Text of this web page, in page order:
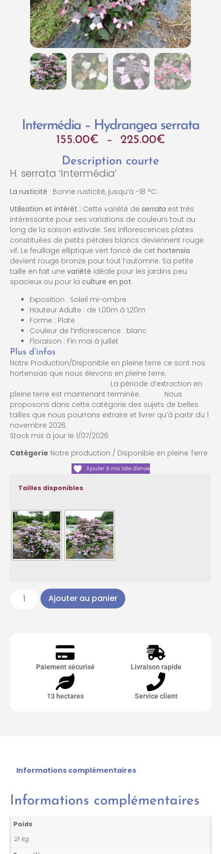
Intermédia – Hydrangea serrata
155.00€ – 225.00€
Description courte
H. serrata ‘Intermédia’
La rusticité : Bonne rusticité, jusqu’à -18 °C.
Utilisation et intérêt : Cette variété de serrata est très
intéressante pour ses variations de couleurs tout au
long de la saison estivale. Ses inflorescences plates
constituées de petits pétales blancs deviennent rouge
vif. Le feuillage elliptique vert foncé de cet hortensia
devient rouge bronze pour tout l’automne. Sa petite
taille en fait une variété idéale pour les jardins peu
spacieux ou pour la culture en pot.
Exposition : Soleil mi-ombre
Hauteur Adulte : de 1.00m à 1,20m
Forme : Plate
Couleur de l’inflorescence : blanc
Floraison : Fin mai à juillet
Plus d’infos
Notre Production/Disponible en pleine terre ce sont nos
hortensias que nous élevons en pleine terre.
La période d’extraction en
pleine terre est maintenant terminée. Nous
proposons dans cette catégorie des sujets de belles
tailles que nous pourrons extraire et livrer qu’à partir du 1
novembre 2026.
Stock mis à jour le 1/07/2026
Catégorie Notre production / Disponible en pleine Terre
Ajouter à ma liste d'envie
Tailles disponibles
Ajouter au panier
Paiement sécurisé Livraison rapide
13 hectares Service client
Informations complémentaires
Informations complémentaires
Poids
21 kg